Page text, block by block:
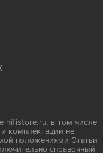
hifistore.ru, в том числе
комплектации не
положениями Статьи
справочный